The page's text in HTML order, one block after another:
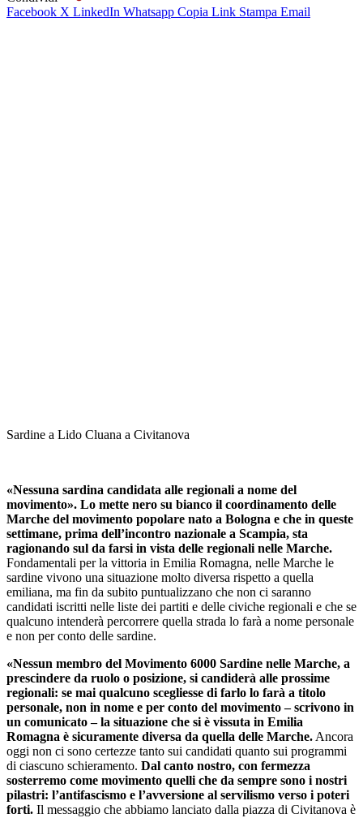
Facebook X LinkedIn Whatsapp Copia Link Stampa Email
Sardine a Lido Cluana a Civitanova
«Nessuna sardina candidata alle regionali a nome del
movimento». Lo mette nero su bianco il coordinamento delle
Marche del movimento popolare nato a Bologna e che in queste
settimane, prima dell’incontro nazionale a Scampia, sta
ragionando sul da farsi in vista delle regionali nelle Marche.
Fondamentali per la vittoria in Emilia Romagna, nelle Marche le
sardine vivono una situazione molto diversa rispetto a quella
emiliana, ma fin da subito puntualizzano che non ci saranno
candidati iscritti nelle liste dei partiti e delle civiche regionali e che se
qualcuno intenderà percorrere quella strada lo farà a nome personale
e non per conto delle sardine.
«Nessun membro del Movimento 6000 Sardine nelle Marche, a
prescindere da ruolo o posizione, si candiderà alle prossime
regionali: se mai qualcuno scegliesse di farlo lo farà a titolo
personale, non in nome e per conto del movimento – scrivono in
un comunicato – la situazione che si è vissuta in Emilia
Romagna è sicuramente diversa da quella delle Marche. Ancora
oggi non ci sono certezze tanto sui candidati quanto sui programmi
di ciascuno schieramento. Dal canto nostro, con fermezza
sosterremo come movimento quelli che da sempre sono i nostri
pilastri: l’antifascismo e l’avversione al servilismo verso i poteri
forti. Il messaggio che abbiamo lanciato dalla piazza di Civitanova è